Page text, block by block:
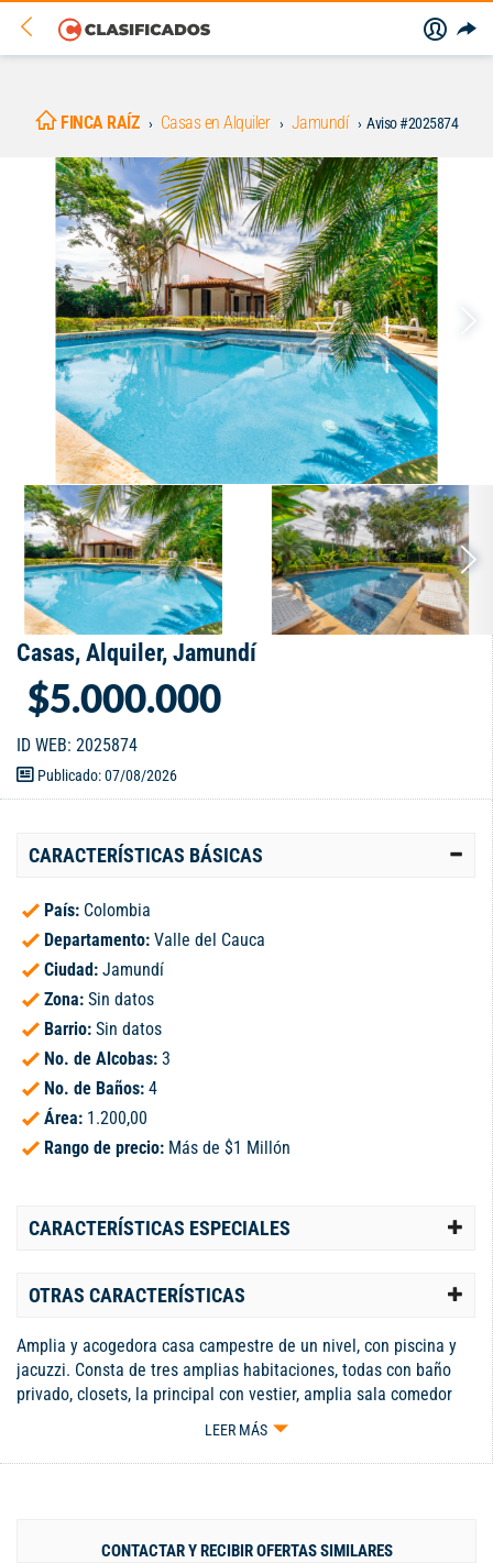
FINCA RAÍZ Casas en Alquiler Jamundí Aviso #2025874
Casas, Alquiler, Jamundí
$5.000.000
ID WEB: 2025874
Publicado: 07/08/2026
CARACTERÍSTICAS BÁSICAS
País: Colombia
Departamento: Valle del Cauca
Ciudad: Jamundí
Zona: Sin datos
Barrio: Sin datos
No. de Alcobas: 3
No. de Baños: 4
Área: 1.200,00
Rango de precio: Más de $1 Millón
CARACTERÍSTICAS ESPECIALES
OTRAS CARACTERÍSTICAS
Amplia y acogedora casa campestre de un nivel, con piscina y
jacuzzi. Consta de tres amplias habitaciones, todas con baño
privado, closets, la principal con vestier, amplia sala comedor
que conecta a través de amplios ventanales a estadero y zona
baño social, cocina integral, cuarto del servicio, zona de ropas,
LEER MÁS
CONTACTAR Y RECIBIR OFERTAS SIMILARES